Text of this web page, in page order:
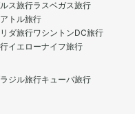
ス旅行ラスベガス旅行
トル旅行
ダ旅行ワシントンDC旅行
イエローナイフ旅行
ジル旅行キューバ旅行